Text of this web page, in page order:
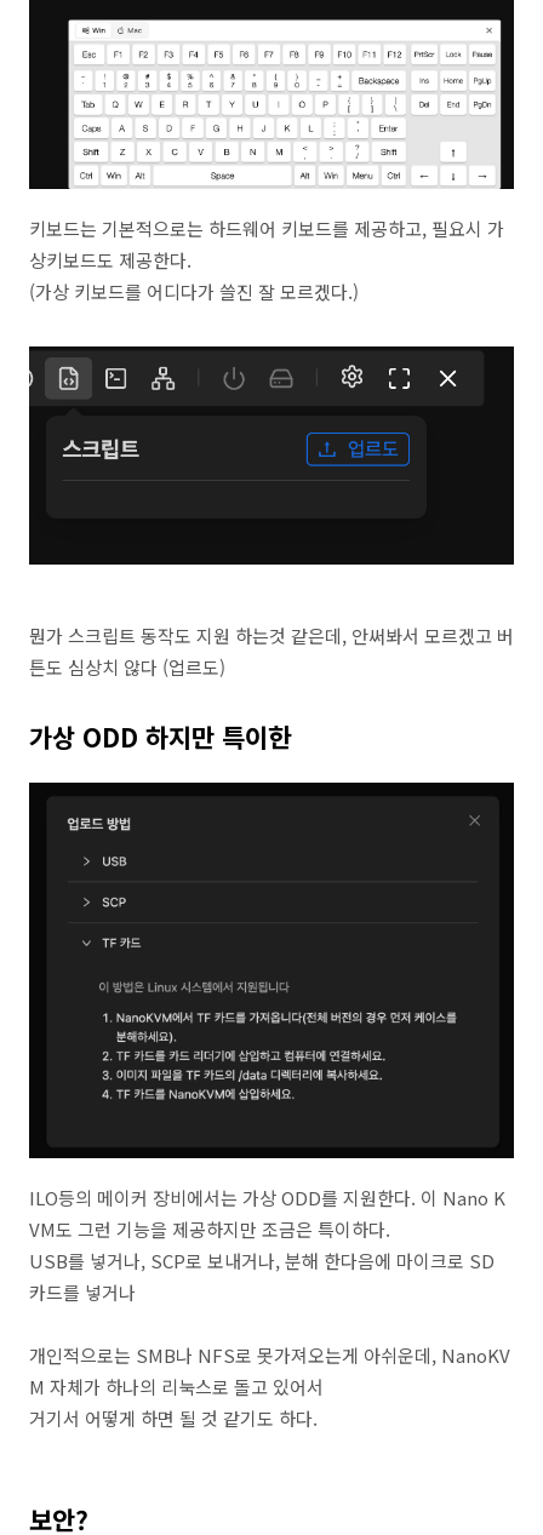
키보드는 기본적으로는 하드웨어 키보드를 제공하고, 필요시 가
상키보드도 제공한다.
(가상 키보드를 어디다가 쓸진 잘 모르겠다.)
뭔가 스크립트 동작도 지원 하는것 같은데, 안써봐서 모르겠고 버
튼도 심상치 않다 (업르도)
가상 ODD 하지만 특이한
ILO등의 메이커 장비에서는 가상 ODD를 지원한다. 이 Nano K
VM도 그런 기능을 제공하지만 조금은 특이하다.
USB를 넣거나, SCP로 보내거나, 분해 한다음에 마이크로 SD
카드를 넣거나
개인적으로는 SMB나 NFS로 못가져오는게 아쉬운데, NanoKV
M 자체가 하나의 리눅스로 돌고 있어서
거기서 어떻게 하면 될 것 같기도 하다.
보안?